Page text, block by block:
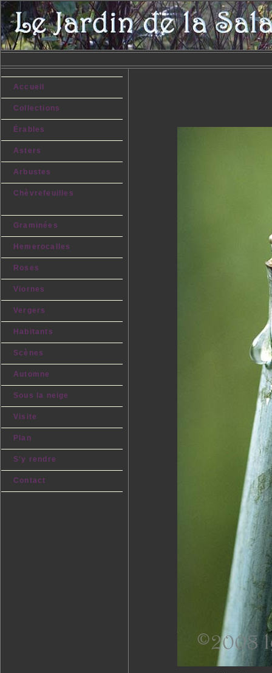
Accueil
Collections
Érables
Asters
Arbustes
Chèvrefeuilles
Graminées
Hemerocalles
Roses
Viornes
Vergers
Habitants
Scènes
Automne
Sous la neige
Visite
Plan
S'y rendre
Contact